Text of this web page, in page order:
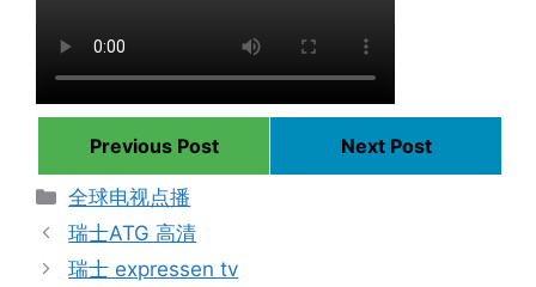
Previous Post
Next Post
Categories
全球电视点播
瑞士ATG 高清
瑞士 expressen tv